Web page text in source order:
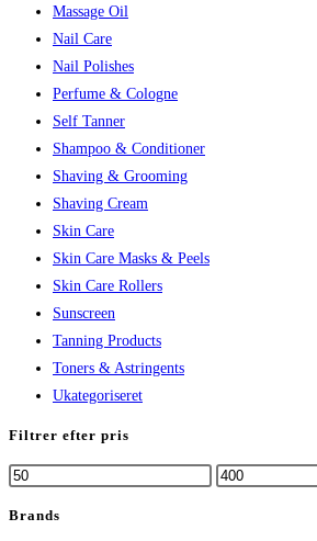
Massage Oil
Nail Care
Nail Polishes
Perfume & Cologne
Self Tanner
Shampoo & Conditioner
Shaving & Grooming
Shaving Cream
Skin Care
Skin Care Masks & Peels
Skin Care Rollers
Sunscreen
Tanning Products
Toners & Astringents
Ukategoriseret
Filtrer efter pris
Mindste
Højeste
Brands